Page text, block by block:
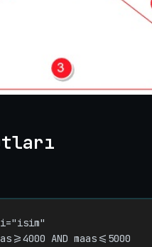
AND maas<=5000